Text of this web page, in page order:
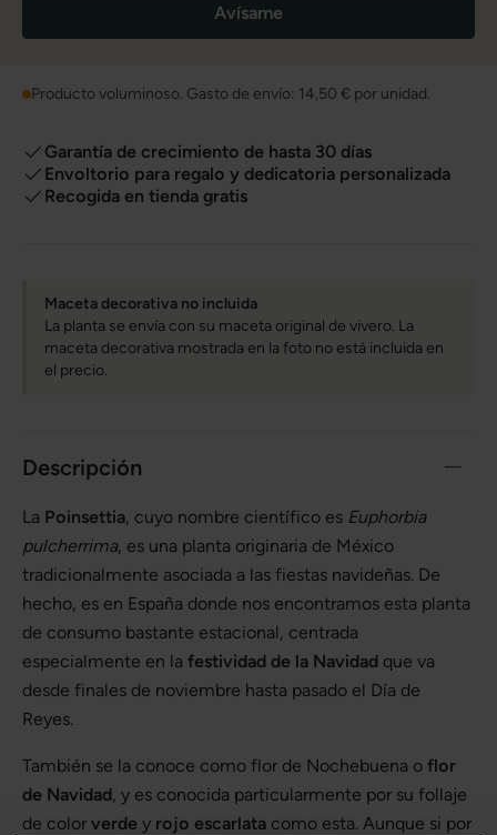
Avísame
Producto voluminoso. Gasto de envío: 14,50 € por unidad.
Garantía de crecimiento de hasta 30 días
Envoltorio para regalo y dedicatoria personalizada
Recogida en tienda gratis
Maceta decorativa no incluida
La planta se envía con su maceta original de vivero. La
maceta decorativa mostrada en la foto no está incluida en
el precio.
Descripción
La Poinsettia, cuyo nombre científico es Euphorbia
pulcherrima, es una planta originaria de México
tradicionalmente asociada a las fiestas navideñas. De
hecho, es en España donde nos encontramos esta planta
de consumo bastante estacional, centrada
especialmente en la festividad de la Navidad que va
desde finales de noviembre hasta pasado el Día de
Reyes.
También se la conoce como flor de Nochebuena o flor
de Navidad, y es conocida particularmente por su follaje
de color verde y rojo escarlata como esta. Aunque si por